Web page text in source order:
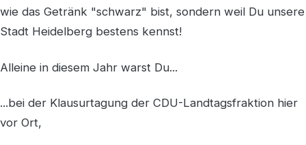
wie das Getränk "schwarz" bist, sondern weil Du unsere
Stadt Heidelberg bestens kennst!
Alleine in diesem Jahr warst Du...
...bei der Klausurtagung der CDU-Landtagsfraktion hier
vor Ort,